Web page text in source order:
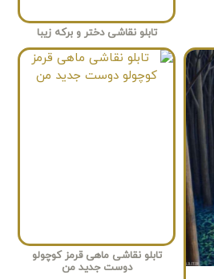
تابلو نقاشی دختر و برکه زیبا
تابلو نقاشی ماهی قرمز کوچولو
دوست جدید من